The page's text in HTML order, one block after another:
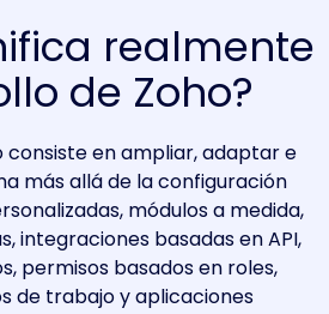
realmente
de Zoho?
consiste en ampliar, adaptar e
más allá de la configuración
módulos a medida,
integraciones basadas en API,
permisos basados en roles,
de trabajo y aplicaciones